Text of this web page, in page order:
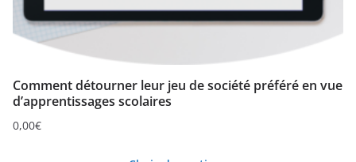
Comment détourner leur jeu de société préféré en vue
d’apprentissages scolaires
0,00€